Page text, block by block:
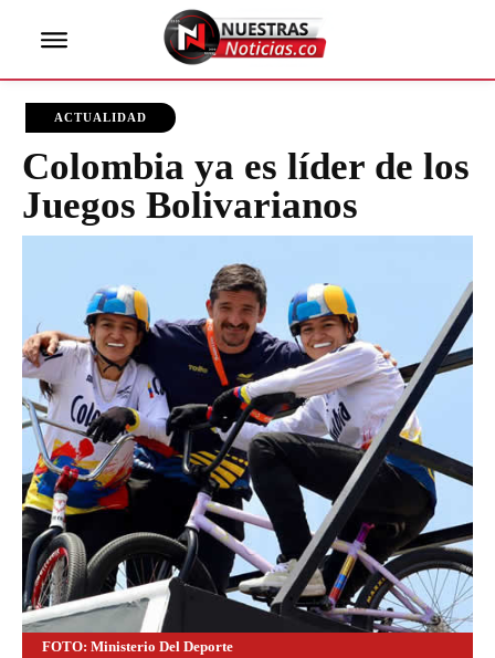
ACTUALIDAD
Colombia ya es líder de los
Juegos Bolivarianos
FOTO: Ministerio Del Deporte